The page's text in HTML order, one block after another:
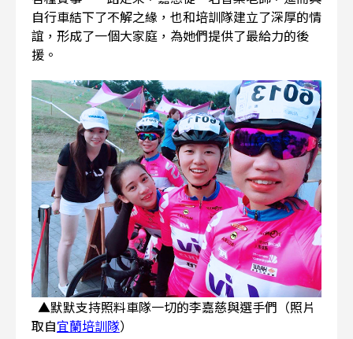
自行車結下了不解之緣，也和培訓隊建立了深厚的情
誼，形成了一個大家庭，為她們提供了最給力的後
援。
▲默默支持照料車隊一切的李嘉慈與選手們（照片
取自宜蘭培訓隊）